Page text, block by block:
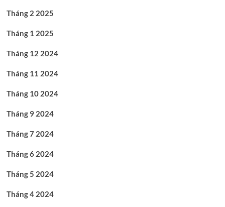
Tháng 2 2025
Tháng 1 2025
Tháng 12 2024
Tháng 11 2024
Tháng 10 2024
Tháng 9 2024
Tháng 7 2024
Tháng 6 2024
Tháng 5 2024
Tháng 4 2024